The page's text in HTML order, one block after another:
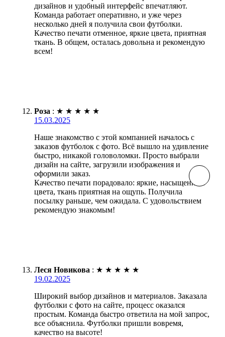
дизайнов и удобный интерфейс впечатляют.
Команда работает оперативно, и уже через
несколько дней я получила свои футболки.
Качество печати отменное, яркие цвета, приятная
ткань. В общем, осталась довольна и рекомендую
всем!
Роза : ★ ★ ★ ★ ★
15.03.2025
Наше знакомство с этой компанией началось с
заказов футболок с фото. Всё вышло на удивление
быстро, никакой головоломки. Просто выбрали
дизайн на сайте, загрузили изображения и
оформили заказ.
Качество печати порадовало: яркие, насыщенные
цвета, ткань приятная на ощупь. Получила
посылку раньше, чем ожидала. С удовольствием
рекомендую знакомым!
Леся Новикова : ★ ★ ★ ★ ★
19.02.2025
Широкий выбор дизайнов и материалов. Заказала
футболки с фото на сайте, процесс оказался
простым. Команда быстро ответила на мой запрос,
все объяснила. Футболки пришли вовремя,
качество на высоте!